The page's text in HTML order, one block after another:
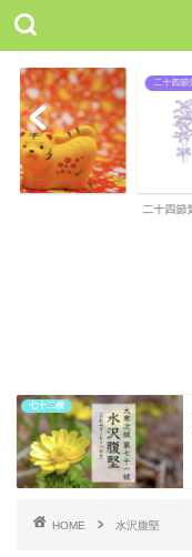
二十四節
二十四節
七十二候
HOME 水沢腹堅